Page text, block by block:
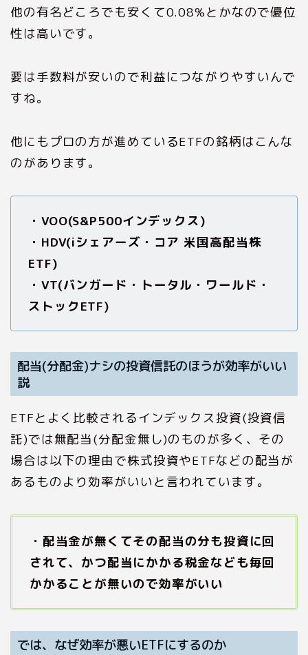
他の有名どころでも安くて0.08%とかなので優位
性は高いです。
要は手数料が安いので利益につながりやすいんで
すね。
他にもプロの方が進めているETFの銘柄はこんな
のがあります。
・VOO(S&P500インデックス)
・HDV(iシェアーズ・コア 米国高配当株
ETF)
・VT(バンガード・トータル・ワールド・
ストックETF)
配当(分配金)ナシの投資信託のほうが効率がいい
説
ETFとよく比較されるインデックス投資(投資信
託)では無配当(分配金無し)のものが多く、その
場合は以下の理由で株式投資やETFなどの配当が
あるものより効率がいいと言われています。
・配当金が無くてその配当の分も投資に回
されて、かつ配当にかかる税金なども毎回
かかることが無いので効率がいい
では、なぜ効率が悪いETFにするのか